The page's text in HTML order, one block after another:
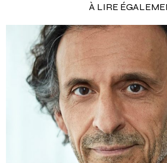
À LIRE